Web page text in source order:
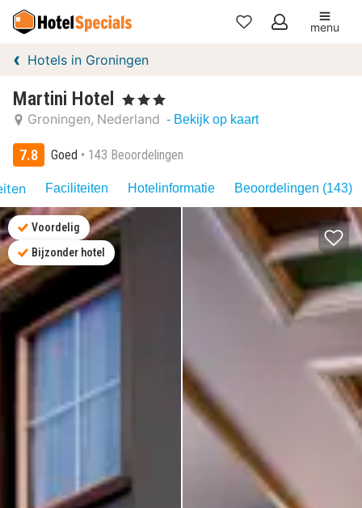
Mijn
menu
Hotels in Groningen
Martini Hotel , 3 Sterren
Groningen Nederland - Bekijk op kaart
7.8 Goed 143 Beoordelingen
Faciliteiten Hotelinformatie Beoordelingen (143)
Voordelig
Bijzonder hotel